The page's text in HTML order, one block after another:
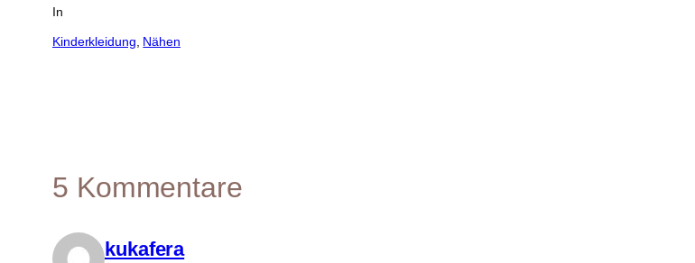
In
Kinderkleidung Nähen
5 Kommentare
kukafera